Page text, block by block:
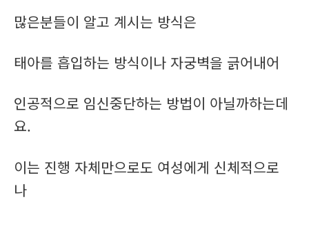
많은분들이 알고 계시는 방식은
태아를 흡입하는 방식이나 자궁벽을 긁어내어
인공적으로 임신중단하는 방법이 아닐까하는데
요.
이는 진행 자체만으로도 여성에게 신체적으로
나